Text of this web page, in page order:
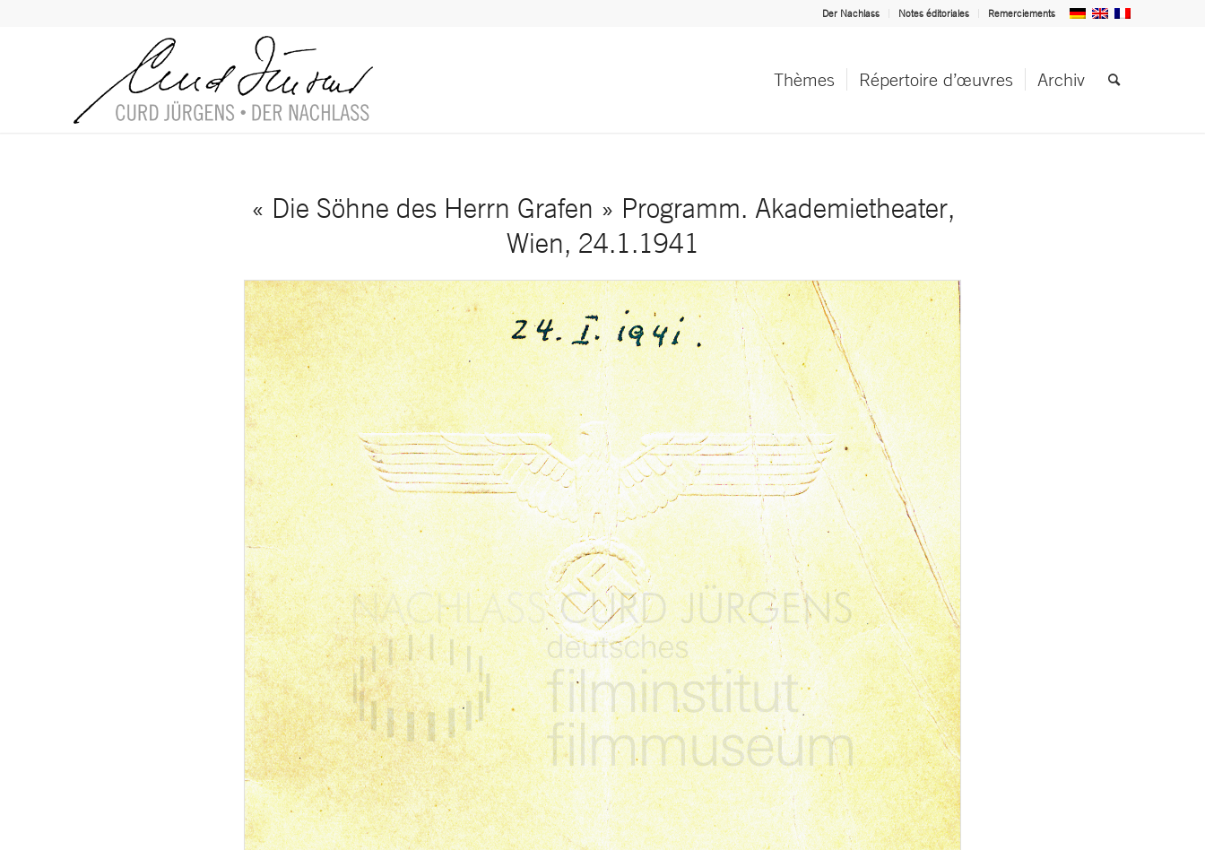
Der Nachlass Notes éditoriales Remerciements
Thèmes Répertoire d’œuvres Archiv
« Die Söhne des Herrn Grafen » Programm. Akademietheater,
Wien, 24.1.1941